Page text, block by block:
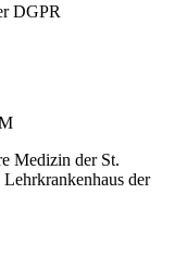
DGPR
Medizin der St.
der